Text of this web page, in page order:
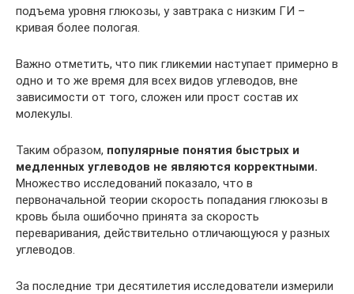
подъема уровня глюкозы, у завтрака с низким ГИ –
кривая более пологая.
Важно отметить, что пик гликемии наступает примерно в
одно и то же время для всех видов углеводов, вне
зависимости от того, сложен или прост состав их
молекулы.
Таким образом, популярные понятия быстрых и
медленных углеводов не являются корректными.
Множество исследований показало, что в
первоначальной теории скорость попадания глюкозы в
кровь была ошибочно принята за скорость
переваривания, действительно отличающуюся у разных
углеводов.
За последние три десятилетия исследователи измерили